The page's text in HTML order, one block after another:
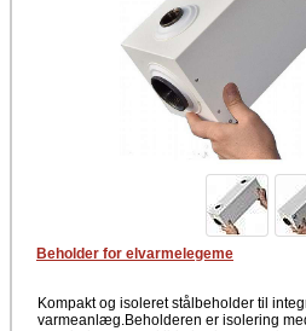
Beholder for elvarmelegeme
Kompakt og isoleret stålbeholder til
varmeanlæg.Beholderen er isolering